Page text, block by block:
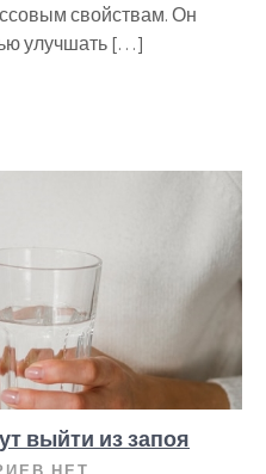
свойствам. Он
улучшать […]
выйти из запоя